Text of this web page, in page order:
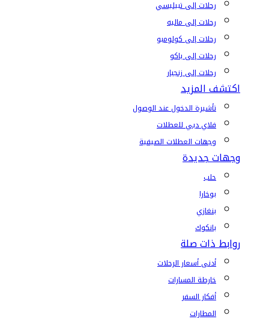
رحلات إلى تبيليسي
رحلات إلى ماليه
رحلات إلى كولومبو
رحلات إلى باكو
رحلات إلى زنجبار
اكتشف المزيد
تأشيرة الدخول عند الوصول
فلاي دبي للعطلات
وجهات العطلات الصيفية
وجهات جديدة
حلب
بوخارا
بنغازي
بانكوك
روابط ذات صلة
أدنى أسعار الرحلات
خارطة المسارات
أفكار السفر
المطارات